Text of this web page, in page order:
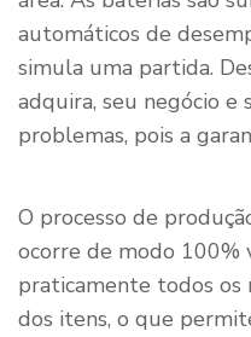
automáticos de
simula uma partida.
adquira, seu negócio e
problemas, pois a
O processo de
ocorre de modo 100%
praticamente todos os
dos itens, o que